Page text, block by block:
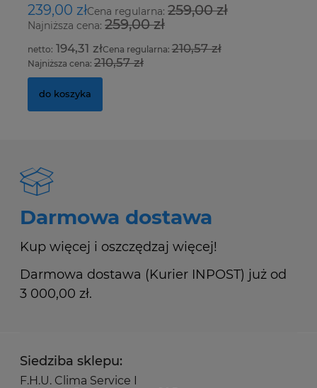
239,00 złCena regularna: 259,00 zł
Najniższa cena: 259,00 zł
194,31 złCena regularna:210,57 zł
Najniższa cena: 210,57 zł
do koszyka
Darmowa dostawa
Kup więcej i oszczędzaj więcej!
Darmowa dostawa (Kurier INPOST) już od
3 000,00 zł.
Siedziba sklepu:
F.H.U. Clima Service I